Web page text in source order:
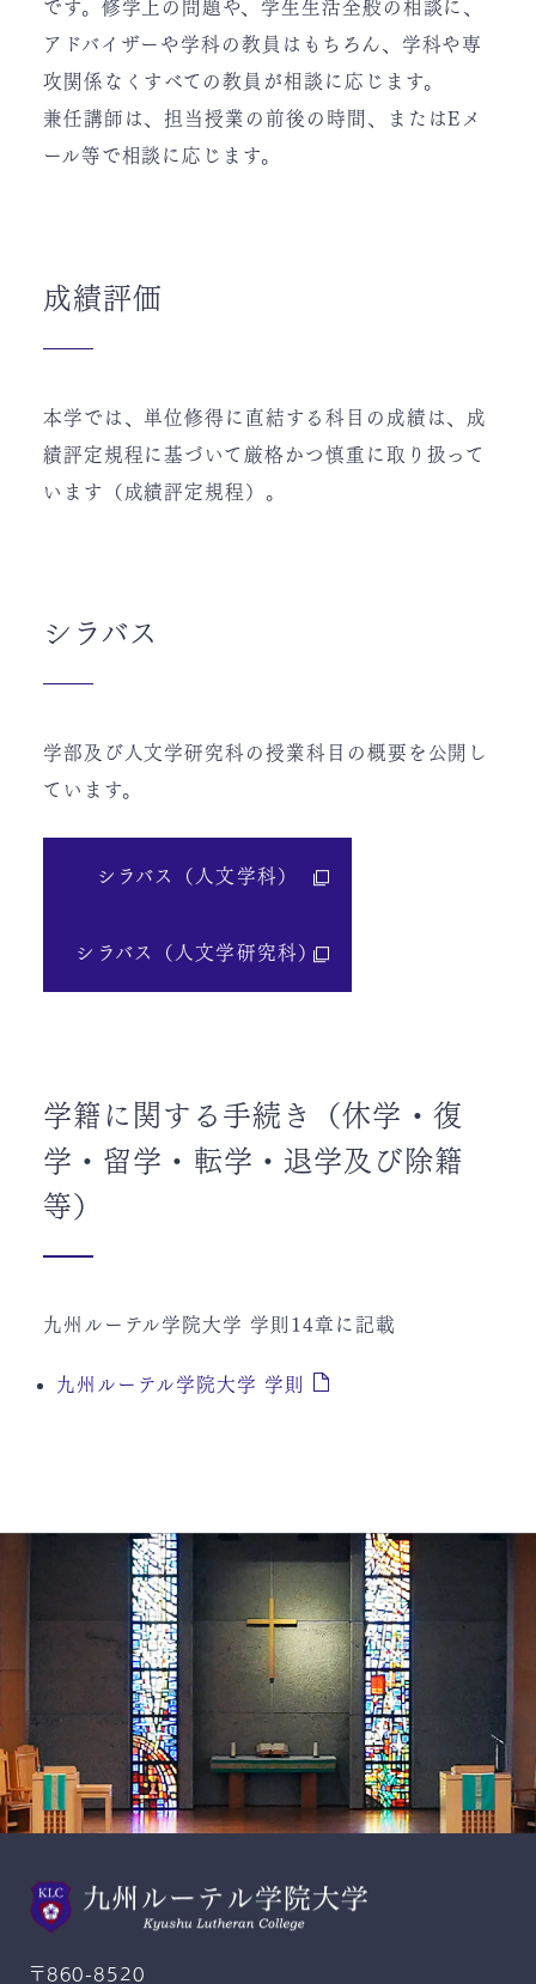
です。修学上の問題や、学生生活全般の相談に、
アドバイザーや学科の教員はもちろん、学科や専
攻関係なくすべての教員が相談に応じます。
兼任講師は、担当授業の前後の時間、またはEメ
ール等で相談に応じます。
成績評価
本学では、単位修得に直結する科目の成績は、成
績評定規程に基づいて厳格かつ慎重に取り扱って
います（成績評定規程）。
シラバス
学部及び人文学研究科の授業科目の概要を公開し
ています。
シラバス（人文学科）
シラバス（人文学研究科）
学籍に関する手続き（休学・復
学・留学・転学・退学及び除籍
等）
九州ルーテル学院大学 学則14章に記載
九州ルーテル学院大学 学則
Gratitude and Service
〒860-8520